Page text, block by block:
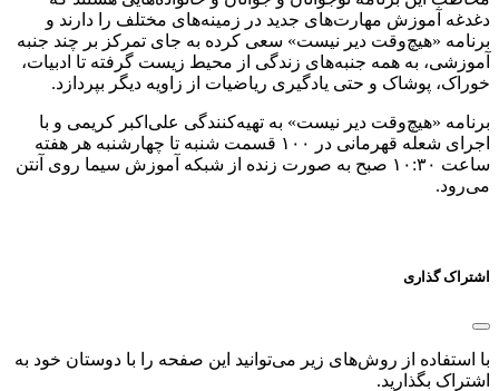
دغدغه آموزش مهارت‌های جدید در زمینه‌های مختلف را دارند و
برنامه «هیچ‌وقت دیر نیست» سعی کرده به جای تمرکز بر چند جنبه
آموزشی، به همه جنبه‌های زندگی از محیط زیست گرفته تا ادبیات،
خوراک، پوشاک و حتی یادگیری ریاضیات از زاویه دیگر بپردازد.
برنامه «هیچ‌وقت دیر نیست» به تهیه‌کنندگی علی‌اکبر کریمی و با
اجرای شعله قهرمانی در ۱۰۰ قسمت شنبه تا چهارشنبه هر هفته
ساعت ۱۰:۳۰ صبح به صورت زنده از شبکه آموزش سیما روی آنتن
می‌رود.
اشتراک گذاری
با استفاده از روش‌های زیر می‌توانید این صفحه را با دوستان خود به
اشتراک بگذارید.